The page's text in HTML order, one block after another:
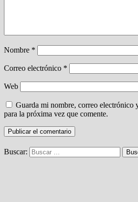
Nombre *
Correo electrónico *
Web
Guarda mi nombre, correo electrónico
para la próxima vez que comente.
Buscar: